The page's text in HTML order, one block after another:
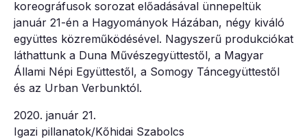
koreográfusok sorozat előadásával ünnepeltük
január 21-én a Hagyományok Házában, négy kiváló
együttes közreműködésével. Nagyszerű produkciókat
láthattunk a Duna Művészegyüttestől, a Magyar
Állami Népi Együttestől, a Somogy Táncegyüttestől
és az Urban Verbunktól.
2020. január 21.
Igazi pillanatok/Kőhidai Szabolcs